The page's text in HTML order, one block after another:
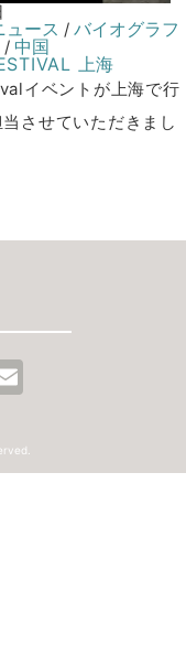
ュース / バイオグラフ
/ 中国
上海
イベントが上海で行
させていただきまし